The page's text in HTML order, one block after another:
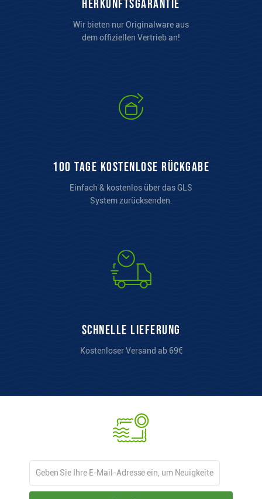
Herkunftsgarantie
Wir bieten nur Originalware aus
dem offiziellen Vertrieb an!
100 Tage kostenlose Rückgabe
Einfach & kostenlos über das GLS
System zurücksenden.
Schnelle Lieferung
Kostenloser Versand ab 69€